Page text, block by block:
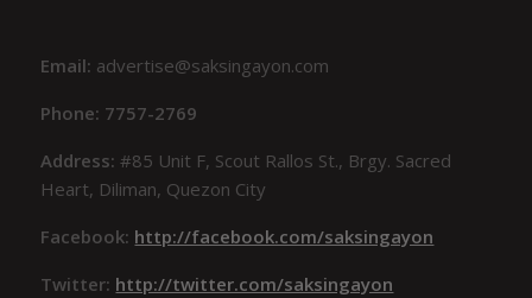
Email: advertise@saksingayon.com
Phone: 7757-2769
Address:#85 Unit F, Scout Rallos St., Brgy. Sacred
Heart, Diliman, Quezon City
Facebook: http://facebook.com/saksingayon
Twitter: http://twitter.com/saksingayon